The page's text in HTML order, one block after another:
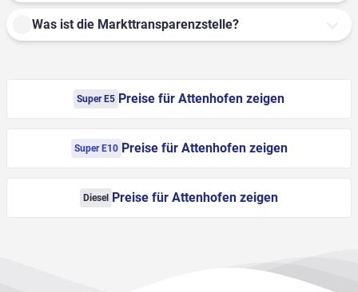
Was ist die Markttransparenzstelle?
Super E5 Preise für Attenhofen zeigen
Super E10 Preise für Attenhofen zeigen
Diesel Preise für Attenhofen zeigen